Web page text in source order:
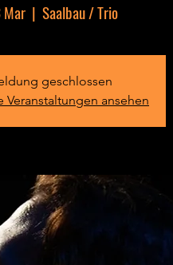
Mar
  |
Saalbau / Trio
geschlossen
Veranstaltungen ansehen